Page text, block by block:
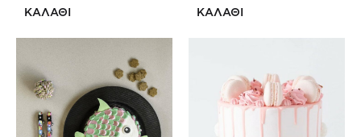
ΚΑΛΑΘΙ
ΚΑΛΑΘΙ